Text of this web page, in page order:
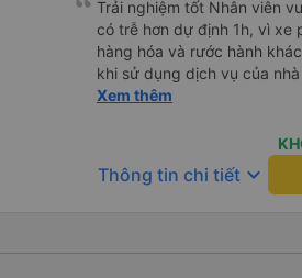
không biết gì nhưng tài xế
liên tục hỏi trên Google
hỏi những câu hỏi kỳ lạ,
khách sạn của chúng tôi
2h30 sáng nhưng lúc đó
bằng xe limousine vào
vì tôi trông ngu ngốc quá..
tài xế thì sẽ rất nguy
nào, &quot;B Bạn bị sao
Trải nghiệm tốt Nhân viên
có trễ hơn dự định 1h, vì xe
hàng hóa và rước hành
khi sử dụng dịch vụ của
thiệu cho người thân sử
Xem thêm
Thông tin chi tiết keyboard_arrow_down